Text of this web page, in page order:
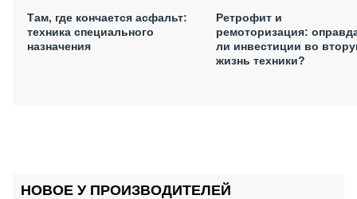
Там, где кончается асфальт:
техника специального
назначения
Ретрофит и
ремоторизация:
ли инвестиции во
жизнь техники?
НОВОЕ У ПРОИЗВОДИТЕЛЕЙ